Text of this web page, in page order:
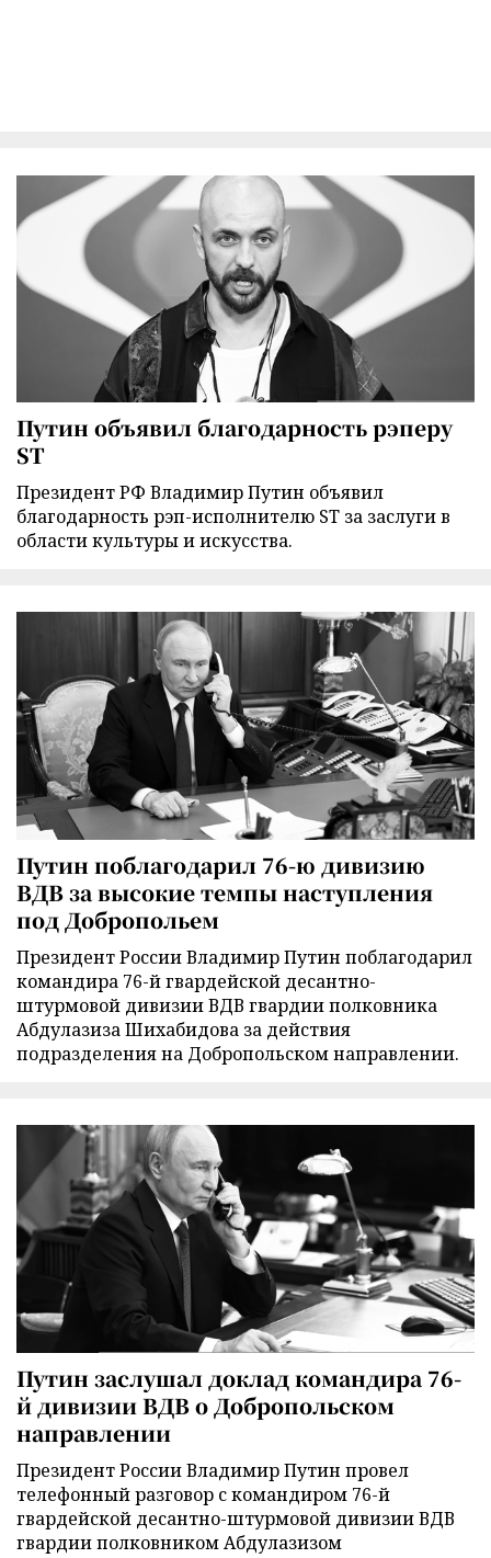
Путин объявил благодарность рэперу
ST
Президент РФ Владимир Путин объявил
благодарность рэп-исполнителю ST за заслуги в
области культуры и искусства.
Путин поблагодарил 76-ю дивизию
ВДВ за высокие темпы наступления
под Добропольем
Президент России Владимир Путин поблагодарил
командира 76-й гвардейской десантно-
штурмовой дивизии ВДВ гвардии полковника
Абдулазиза Шихабидова за действия
подразделения на Добропольском направлении.
Путин заслушал доклад командира 76-
й дивизии ВДВ о Добропольском
направлении
Президент России Владимир Путин провел
телефонный разговор с командиром 76-й
гвардейской десантно-штурмовой дивизии ВДВ
гвардии полковником Абдулазизом